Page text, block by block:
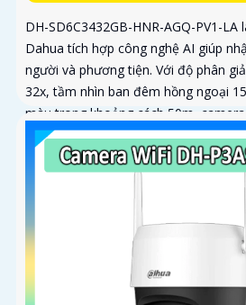
DH-SD6C3432GB-HNR-AGQ-PV1-LA
Dahua tích hợp công nghệ AI giúp
người và phương tiện. Với độ phân
32x, tầm nhìn ban đêm hồng ngoại
màu trong khoảng cách 50m,
nét 24/7